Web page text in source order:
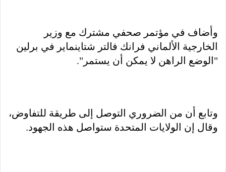
وأضاف في مؤتمر صحفي مشترك مع وزير
الخارجية الألماني فرانك فالتر شتاينماير في برلين
"الوضع الراهن لا يمكن أن يستمر".
وتابع أن من الضروري التوصل إلى طريقة للتفاوض،
وقال إن الولايات المتحدة ستواصل هذه الجهود.